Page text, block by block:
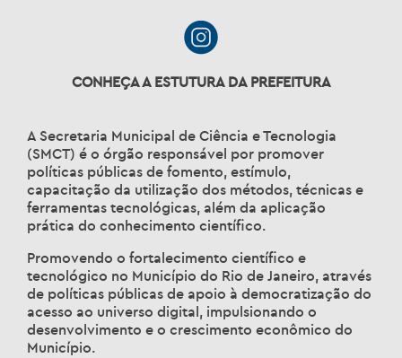
CONHEÇA A ESTUTURA DA PREFEITURA
A Secretaria Municipal de Ciência e Tecnologia
(SMCT) é o órgão responsável por promover
políticas públicas de fomento, estímulo,
capacitação da utilização dos métodos, técnicas e
ferramentas tecnológicas, além da aplicação
prática do conhecimento científico.
Promovendo o fortalecimento científico e
tecnológico no Município do Rio de Janeiro, através
de políticas públicas de apoio à democratização do
acesso ao universo digital, impulsionando o
desenvolvimento e o crescimento econômico do
Município.